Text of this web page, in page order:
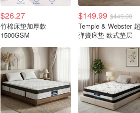
$26.27
竹棉床垫加厚款
1500GSM
$149.99 $449.00
Temple & Webster
弹簧床垫 欧式垫层